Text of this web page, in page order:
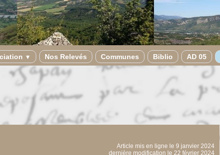
▼ Nos Relevés Communes Biblio AD 05
Article mis en ligne le9 janvier 2024
dernière modification le 22 février 2024